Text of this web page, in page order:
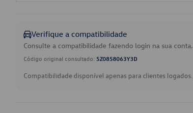
Verifique a compatibilidade
Consulte a compatibilidade fazendo login na sua conta.
Código original consultado: 5Z0858063Y3D
Compatibilidade disponível apenas para clientes logados.